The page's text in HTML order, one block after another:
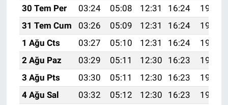
30 Tem Per
03:24 05:08 12:31 16:24
19:43
31 Tem Cum
03:26 05:09 12:31 16:24
19:42
1 Ağu Cts
03:27 05:10 12:31 16:24
19:41
2 Ağu Paz
03:29 05:11 12:30 16:23
19:40
3 Ağu Pts
03:30 05:11 12:30 16:23
19:39
4 Ağu Sal
03:32 05:12 12:30 16:23
19:38